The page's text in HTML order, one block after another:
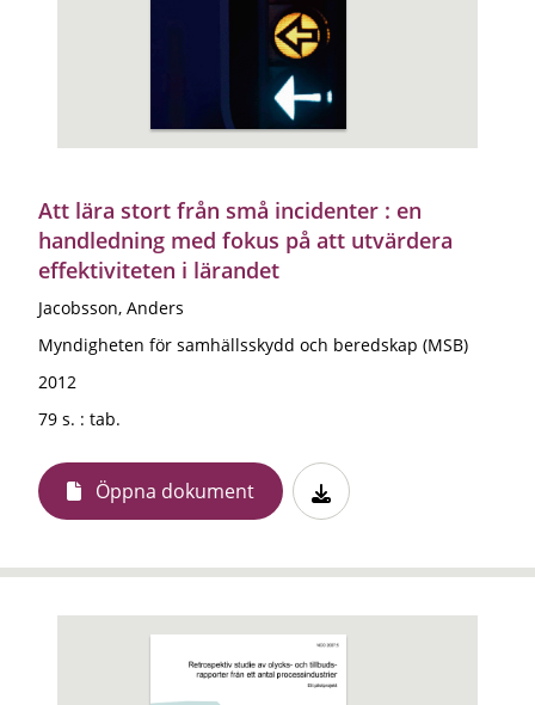
Att lära stort från små incidenter : en
handledning med fokus på att utvärdera
effektiviteten i lärandet
Jacobsson, Anders
Myndigheten för samhällsskydd och beredskap (MSB)
2012
79 s. : tab.
Öppna dokument